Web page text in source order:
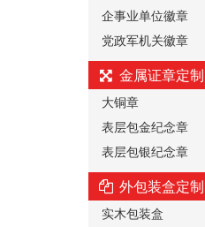
企事业单位徽章
党政军机关徽章
金属证章定制
大铜章
表层包金纪念章
表层包银纪念章
外包装盒定制
实木包装盒